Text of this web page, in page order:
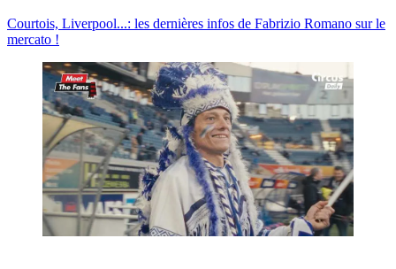
Courtois, Liverpool...: les dernières infos de Fabrizio Romano sur le
mercato !